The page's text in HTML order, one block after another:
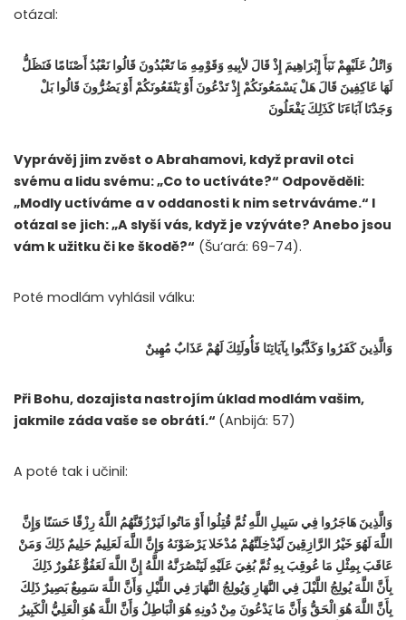
otázal:
وَاتْلُ عَلَيْهِمْ نَبَأَ إِبْرَاهِيمَ إِذْ قَالَ لأبِيهِ وَقَوْمِهِ مَا تَعْبُدُونَ قَالُوا نَعْبُدُ أَصْنَامًا فَنَظَلُّ
لَهَا عَاكِفِينَ قَالَ هَلْ يَسْمَعُونَكُمْ إِذْ تَدْعُونَ أَوْ يَنْفَعُونَكُمْ أَوْ يَضُرُّونَ قَالُوا بَلْ
وَجَدْنَا آبَاءَنَا كَذَلِكَ يَفْعَلُونَ
Vyprávěj jim zvěst o Abrahamovi, když pravil otci
svému a lidu svému: „Co to uctíváte?“ Odpověděli:
„Modly uctíváme a v oddanosti k nim setrváváme.“ I
otázal se jich: „A slyší vás, když je vzýváte? Anebo jsou
vám k užitku či ke škodě?“ (Šu‘ará: 69-74).
Poté modlám vyhlásil válku:
وَالَّذِينَ كَفَرُوا وَكَذَّبُوا بِآيَاتِنَا فَأُولَئِكَ لَهُمْ عَذَابٌ مُهِينٌ
Při Bohu, dozajista nastrojím úklad modlám vašim,
jakmile záda vaše se obrátí.“ (Anbijá: 57)
A poté tak i učinil:
وَالَّذِينَ هَاجَرُوا فِي سَبِيلِ اللَّهِ ثُمَّ قُتِلُوا أَوْ مَاتُوا لَيَرْزُقَنَّهُمُ اللَّهُ رِزْقًا حَسَنًا وَإِنَّ
اللَّهَ لَهُوَ خَيْرُ الرَّازِقِينَ لَيُدْخِلَنَّهُمْ مُدْخَلا يَرْضَوْنَهُ وَإِنَّ اللَّهَ لَعَلِيمٌ حَلِيمٌ ذَلِكَ وَمَنْ
عَاقَبَ بِمِثْلِ مَا عُوقِبَ بِهِ ثُمَّ بُغِيَ عَلَيْهِ لَيَنْصُرَنَّهُ اللَّهُ إِنَّ اللَّهَ لَعَفُوٌّ غَفُورٌ ذَلِكَ
بِأَنَّ اللَّهَ يُولِجُ اللَّيْلَ فِي النَّهَارِ وَيُولِجُ النَّهَارَ فِي اللَّيْلِ وَأَنَّ اللَّهَ سَمِيعٌ بَصِيرٌ ذَلِكَ
بِأَنَّ اللَّهَ هُوَ الْحَقُّ وَأَنَّ مَا يَدْعُونَ مِنْ دُونِهِ هُوَ الْبَاطِلُ وَأَنَّ اللَّهَ هُوَ الْعَلِيُّ الْكَبِيرُ